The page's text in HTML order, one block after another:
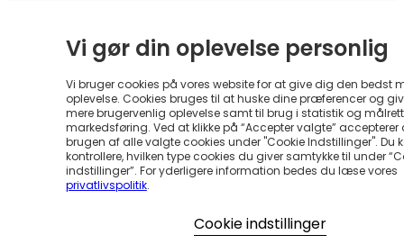
Vi gør din oplevelse personlig
Vi bruger cookies på vores website for at give dig den bedst
oplevelse. Cookies bruges til at huske dine præferencer og
mere brugervenlig oplevelse samt til brug i statistik og
markedsføring. Ved at klikke på “Accepter valgte” accepterer
brugen af alle valgte cookies under "Cookie Indstillinger". Du
kontrollere, hvilken type cookies du giver samtykke til under
indstillinger”. For yderligere information bedes du læse vores
privatlivspolitik.
Cookie indstillinger